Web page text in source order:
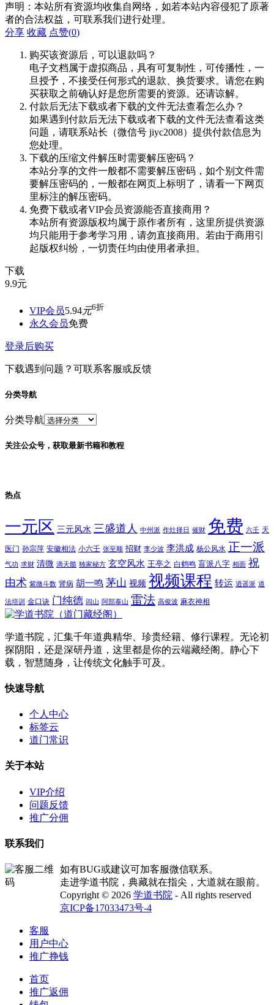
声明：本站所有资源均收集自网络，如若本站内容侵犯了原著
者的合法权益，可联系我们进行处理。
分享 收藏 点赞(0)
购买该资源后，可以退款吗？
电子文档属于虚拟商品，具有可复制性，可传播性，一
旦授予，不接受任何形式的退款、换货要求。请您在购
买获取之前确认好是您所需要的资源。还请谅解。
付款后无法下载或者下载的文件无法查看怎么办？
如果遇到付款后无法下载或者下载的文件无法查看这类
问题，请联系站长（微信号 jiyc2008）提供付款信息为
您处理。
下载的压缩文件解压时需要解压密码？
本站分享的文件一般都不需要解压密码，如个别文件需
要解压密码的，一般都在网页上标明了，请看一下网页
里标注的解压密码。
免费下载或者VIP会员资源能否直接商用？
本站所有资源版权均属于原作者所有，这里所提供资源
均只能用于参考学习用，请勿直接商用。若由于商用引
起版权纠纷，一切责任均由使用者承担。
下载
9.9元
VIP会员5.94元6折
永久会员免费
登录后购买
下载遇到问题？可联系客服或反馈
分类导航
分类导航
关注公众号，获取最新书籍和教程
热点
一元区 三元风水 三盛道人 中州派 作灶择日 催财 免费 六壬 天
医门 孙宗萍 安徽相法 小六壬 张至顺 招财 李少波 李洪成 杨公风水 正一派
气功 求财 清微 滴天髓 独家秘方 玄空风水 王亭之 白鹤鸣 盲派八字 相面 祝
由术 紫微斗数 肾病 胡一鸣 茅山 视频 视频课程 转运 逍遥派 道
法培训 金口诀 门纯德 闾山 阿部泰山 雷法 高俊波 麻衣神相
学道书院，汇集千年道典精华、珍贵经籍、修行课程。无论初
探阴阳，还是深研丹道，这里都是你的云端藏经阁。静心下
载，智慧随身，让传统文化触手可及。
快速导航
个人中心
标签云
道门常识
关于本站
VIP介绍
问题反馈
推广分佣
联系我们
如有BUG或建议可加客服微信联系。
走进学道书院，典藏就在指尖，大道就在眼前。
Copyright © 2026 学道书院 - All rights reserved
京ICP备17033473号-4
客服
用户中心
推广挣钱
首页
推广返佣